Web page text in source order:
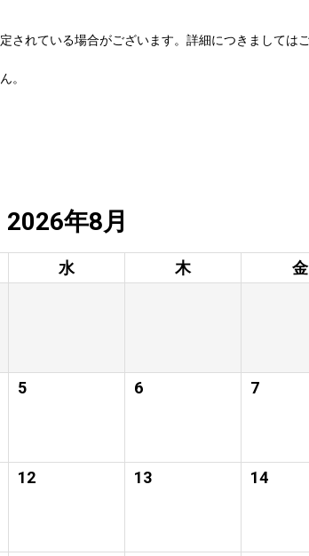
れている場合がございます。詳細につきましては
。
2026年8月
水 木 金
5 6 7
12 13 14